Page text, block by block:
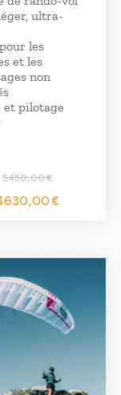
ultra-
les
et les
non
pilotage
5450,00€
€Le